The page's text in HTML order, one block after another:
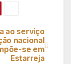
ao serviço
nacional
se em
Estarreja